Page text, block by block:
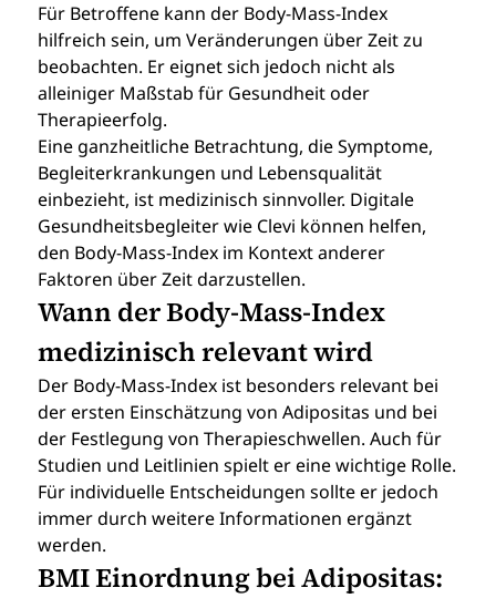
Für Betroffene kann der Body-Mass-Index
hilfreich sein, um Veränderungen über Zeit zu
beobachten. Er eignet sich jedoch nicht als
alleiniger Maßstab für Gesundheit oder
Therapieerfolg.
Eine ganzheitliche Betrachtung, die Symptome,
Begleiterkrankungen und Lebensqualität
einbezieht, ist medizinisch sinnvoller. Digitale
Gesundheitsbegleiter wie Clevi können helfen,
den Body-Mass-Index im Kontext anderer
Faktoren über Zeit darzustellen.
Wann der Body-Mass-Index
medizinisch relevant wird
Der Body-Mass-Index ist besonders relevant bei
der ersten Einschätzung von Adipositas und bei
der Festlegung von Therapieschwellen. Auch für
Studien und Leitlinien spielt er eine wichtige Rolle.
Für individuelle Entscheidungen sollte er jedoch
immer durch weitere Informationen ergänzt
werden.
BMI Einordnung bei Adipositas: